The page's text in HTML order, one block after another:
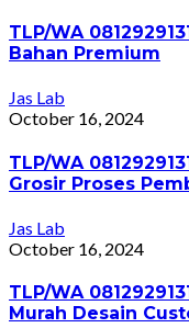
TLP/WA
Bahan Premium
Jas Lab
October 16, 2024
TLP/WA
Grosir Proses
Jas Lab
October 16, 2024
TLP/WA
Murah Desain